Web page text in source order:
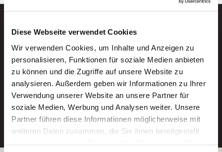
Diese Webseite verwendet Cookies
Wir verwenden Cookies, um Inhalte und Anzeigen zu
personalisieren, Funktionen für soziale Medien anbieten
zu können und die Zugriffe auf unsere Website zu
analysieren. Außerdem geben wir Informationen zu Ihrer
Verwendung unserer Website an unsere Partner für
soziale Medien, Werbung und Analysen weiter. Unsere
Partner führen diese Informationen möglicherweise mit
weiteren Daten zusammen, die Sie ihnen bereitgestellt
Neue Stellen per E-Mail.
Ein kostenloser Service von AWO
Jobs.
E-Mail-Adresse eintragen